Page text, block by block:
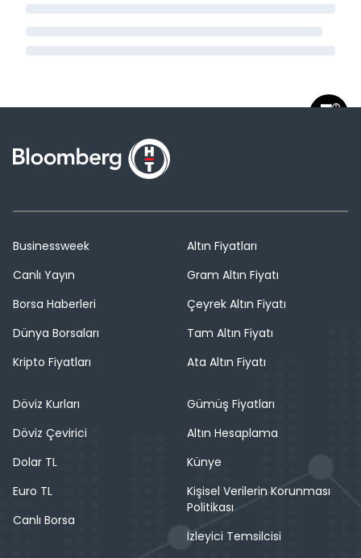
Businessweek
Canlı Yayın
Borsa Haberleri
Dünya Borsaları
Kripto Fiyatları
Altın Fiyatları
Gram Altın Fiyatı
Çeyrek Altın Fiyatı
Tam Altın Fiyatı
Ata Altın Fiyatı
Döviz Kurları
Döviz Çevirici
Dolar TL
Euro TL
Canlı Borsa
Gümüş Fiyatları
Altın Hesaplama
Künye
Kişisel Verilerin Korunması
Politikası
İzleyici Temsilcisi